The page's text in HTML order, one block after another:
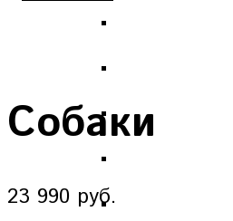
Собаки
23 990 руб.